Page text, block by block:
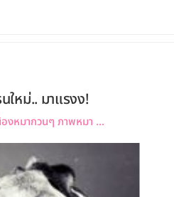
ใหม่.. มาแรงง!
งหมากวนๆ ภาพหมา ...